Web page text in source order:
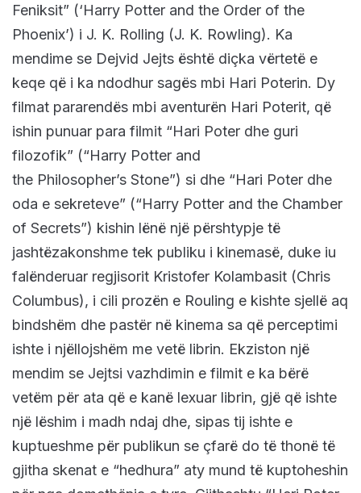
Feniksit” (‘Harry Potter and the Order of the
Phoenix’) i J. K. Rolling (J. K. Rowling). Ka
mendime se Dejvid Jejts është diçka vërtetë e
keqe që i ka ndodhur sagës mbi Hari Poterin. Dy
filmat pararendës mbi aventurën Hari Poterit, që
ishin punuar para filmit “Hari Poter dhe guri
filozofik” (“Harry Potter and
the Philosopher’s Stone”) si dhe “Hari Poter dhe
oda e sekreteve” (“Harry Potter and the Chamber
of Secrets”) kishin lënë një përshtypje të
jashtëzakonshme tek publiku i kinemasë, duke iu
falënderuar regjisorit Kristofer Kolambasit (Chris
Columbus), i cili prozën e Rouling e kishte sjellë aq
bindshëm dhe pastër në kinema sa që perceptimi
ishte i njëllojshëm me vetë librin. Ekziston një
mendim se Jejtsi vazhdimin e filmit e ka bërë
vetëm për ata që e kanë lexuar librin, gjë që ishte
një lëshim i madh ndaj dhe, sipas tij ishte e
kuptueshme për publikun se çfarë do të thonë të
gjitha skenat e “hedhura” aty mund të kuptoheshin